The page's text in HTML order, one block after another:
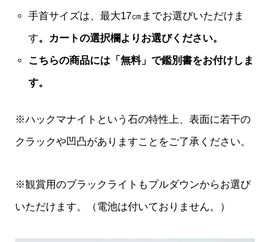
手首サイズは、最大17㎝までお選びいただけま
す。カートの選択欄よりお選びください。
こちらの商品には「無料」で鑑別書をお付けしま
す。
※ハックマナイトという石の特性上、表面に若干の
クラックや凹凸がありますことをご了承ください。
※観賞用のブラックライトもプルダウンからお選び
いただけます。（電池は付いておりません。）